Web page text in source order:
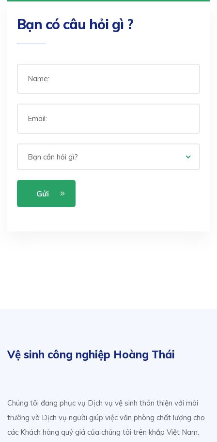
Bạn có câu hỏi gì ?
Bạn cần hỏi gì?
Gửi
Vệ sinh công nghiệp Hoàng Thái
Chúng tôi đang phục vụ Dịch vụ vệ sinh thân thiện với môi
trường và Dịch vụ người giúp việc văn phòng chất lượng cho
các Khách hàng quý giá của chúng tôi trên khắp Việt Nam.